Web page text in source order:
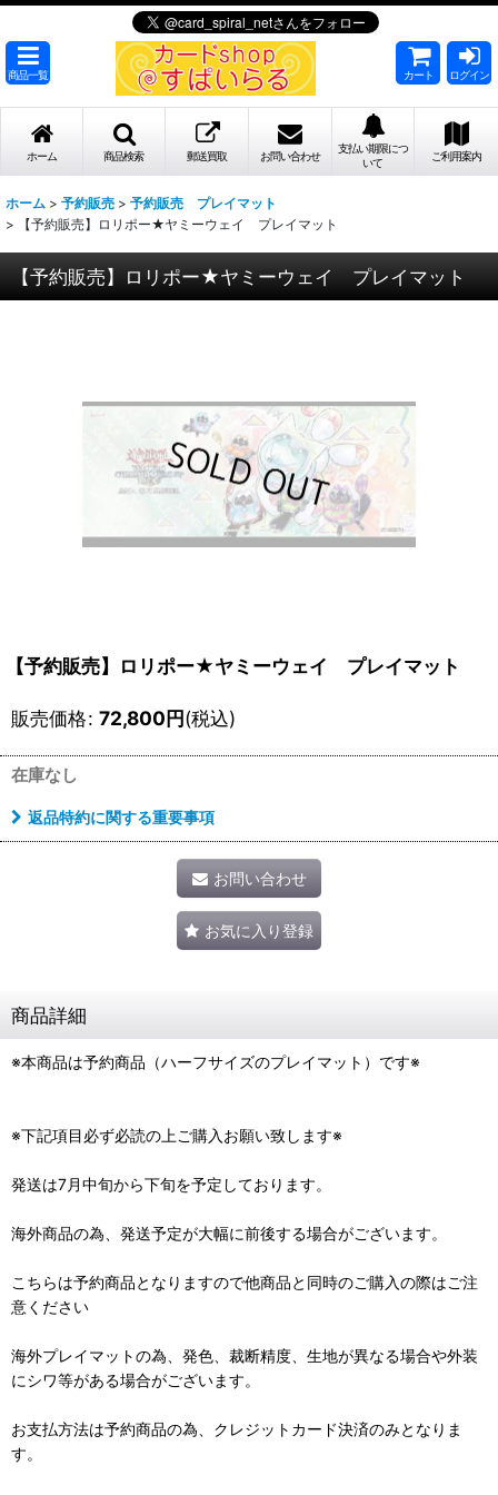
商品一覧 カート ログイン
ホーム 商品検索 郵送買取 お問い合わせ
支払い期限につ
いて
ご利用案内
ホーム > 予約販売 > 予約販売 プレイマット
>
【予約販売】ロリポー★ヤミーウェイ プレイマット
【予約販売】ロリポー★ヤミーウェイ プレイマット
【予約販売】ロリポー★ヤミーウェイ プレイマット
販売価格: 72,800円(税込)
在庫なし
返品特約に関する重要事項
お問い合わせ
お気に入り登録
商品詳細
※本商品は予約商品（ハーフサイズのプレイマット）です※
※下記項目必ず必読の上ご購入お願い致します※
発送は7月中旬から下旬を予定しております。
海外商品の為、発送予定が大幅に前後する場合がございます。
こちらは予約商品となりますので他商品と同時のご購入の際はご注
意ください
海外プレイマットの為、発色、裁断精度、生地が異なる場合や外装
にシワ等がある場合がございます。
お支払方法は予約商品の為、クレジットカード決済のみとなりま
す。